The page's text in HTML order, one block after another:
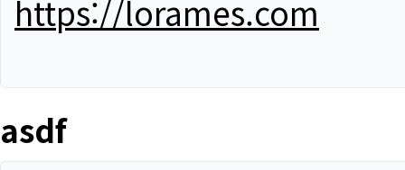
https://lorames.com
asdf